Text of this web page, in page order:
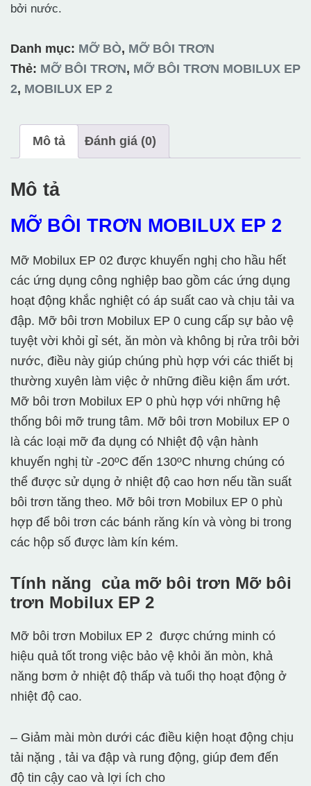
bởi nước.
Danh mục: MỠ BÒ, MỠ BÔI TRƠN
Thẻ: MỠ BÔI TRƠN, MỠ BÔI TRƠN MOBILUX EP
2, MOBILUX EP 2
Mô tả Đánh giá (0)
Mô tả
MỠ BÔI TRƠN MOBILUX EP 2
Mỡ Mobilux EP 02 được khuyến nghị cho hầu hết
các ứng dụng công nghiệp bao gồm các ứng dụng
hoạt động khắc nghiệt có áp suất cao và chịu tải va
đập. Mỡ bôi trơn Mobilux EP 0 cung cấp sự bảo vệ
tuyệt vời khỏi gỉ sét, ăn mòn và không bị rửa trôi bởi
nước, điều này giúp chúng phù hợp với các thiết bị
thường xuyên làm việc ở những điều kiện ẩm ướt.
Mỡ bôi trơn Mobilux EP 0 phù hợp với những hệ
thống bôi mỡ trung tâm. Mỡ bôi trơn Mobilux EP 0
là các loại mỡ đa dụng có Nhiệt độ vận hành
khuyến nghị từ -20ºC đến 130ºC nhưng chúng có
thể được sử dụng ở nhiệt độ cao hơn nếu tần suất
bôi trơn tăng theo. Mỡ bôi trơn Mobilux EP 0 phù
hợp để bôi trơn các bánh răng kín và vòng bi trong
các hộp số được làm kín kém.
Tính năng của mỡ bôi trơn Mỡ bôi
trơn Mobilux EP 2
Mỡ bôi trơn Mobilux EP 2 được chứng minh có
hiệu quả tốt trong việc bảo vệ khỏi ăn mòn, khả
năng bơm ở nhiệt độ thấp và tuổi thọ hoạt động ở
nhiệt độ cao.
– Giảm mài mòn dưới các điều kiện hoạt động chịu
tải nặng , tải va đập và rung động, giúp đem đến
độ tin cậy cao và lợi ích cho